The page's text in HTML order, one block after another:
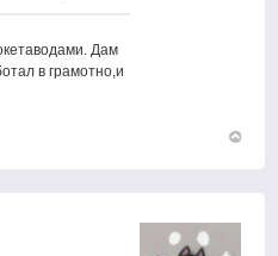
Дам
в грамотно,и